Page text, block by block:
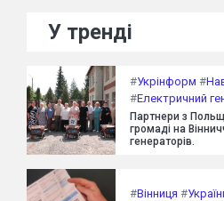
У тренді
#Укрінформ #
#Електричний
Партнери з
громаді на
генераторів.
#Вінниця #